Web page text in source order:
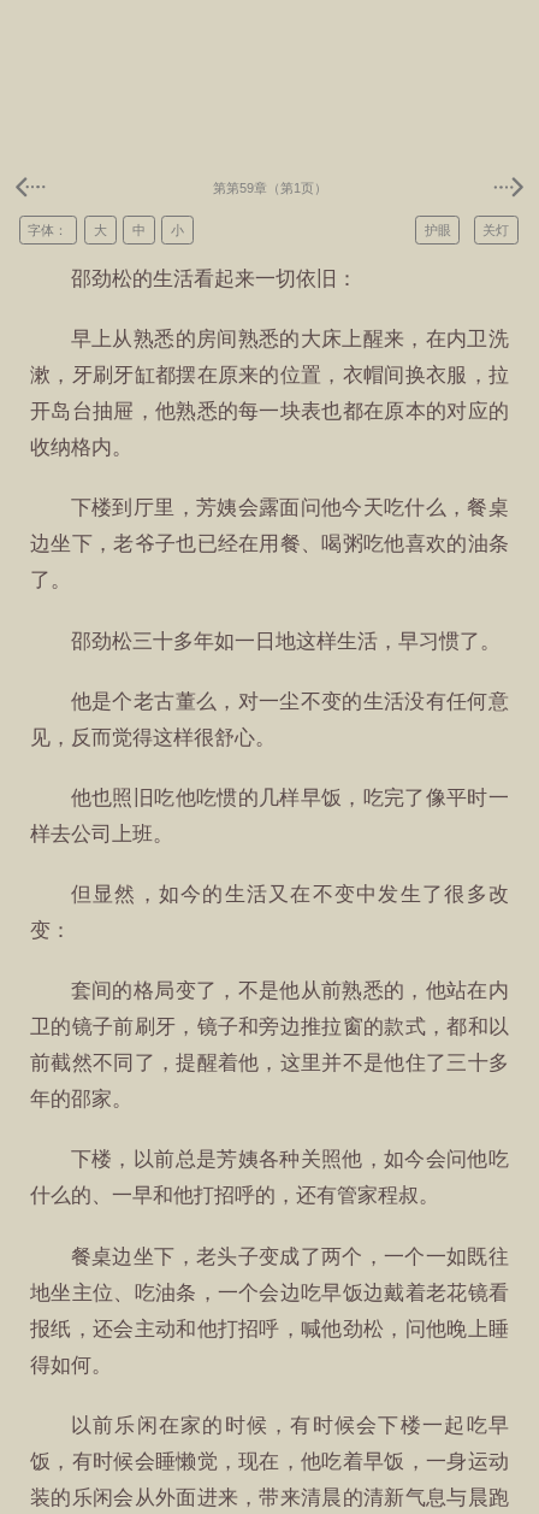
第第59章（第1页）
关灯
护眼
字体： 大 中 小
邵劲松的生活看起来一切依旧：
早上从熟悉的房间熟悉的大床上醒来，在内卫洗
漱，牙刷牙缸都摆在原来的位置，衣帽间换衣服，拉
开岛台抽屉，他熟悉的每一块表也都在原本的对应的
收纳格内。
下楼到厅里，芳姨会露面问他今天吃什么，餐桌
边坐下，老爷子也已经在用餐、喝粥吃他喜欢的油条
了。
邵劲松三十多年如一日地这样生活，早习惯了。
他是个老古董么，对一尘不变的生活没有任何意
见，反而觉得这样很舒心。
他也照旧吃他吃惯的几样早饭，吃完了像平时一
样去公司上班。
但显然，如今的生活又在不变中发生了很多改
变：
套间的格局变了，不是他从前熟悉的，他站在内
卫的镜子前刷牙，镜子和旁边推拉窗的款式，都和以
前截然不同了，提醒着他，这里并不是他住了三十多
年的邵家。
下楼，以前总是芳姨各种关照他，如今会问他吃
什么的、一早和他打招呼的，还有管家程叔。
餐桌边坐下，老头子变成了两个，一个一如既往
地坐主位、吃油条，一个会边吃早饭边戴着老花镜看
报纸，还会主动和他打招呼，喊他劲松，问他晚上睡
得如何。
以前乐闲在家的时候，有时候会下楼一起吃早
饭，有时候会睡懒觉，现在，他吃着早饭，一身运动
装的乐闲会从外面进来，带来清晨的清新气息与晨跑